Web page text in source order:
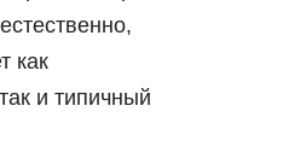
как
и типичный